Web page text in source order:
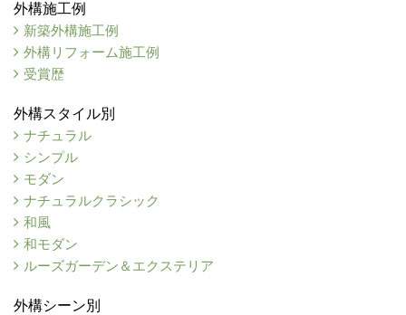
外構施工例
新築外構施工例
外構リフォーム施工例
受賞歴
外構スタイル別
ナチュラル
シンプル
モダン
ナチュラルクラシック
和風
和モダン
ルーズガーデン＆エクステリア
外構シーン別